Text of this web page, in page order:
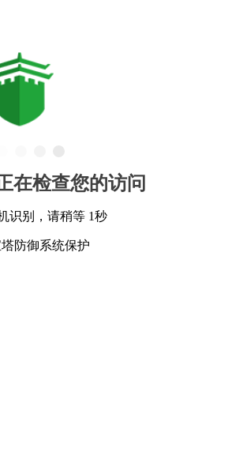
在检查您的访问
识别，请稍等 1秒
防御系统保护